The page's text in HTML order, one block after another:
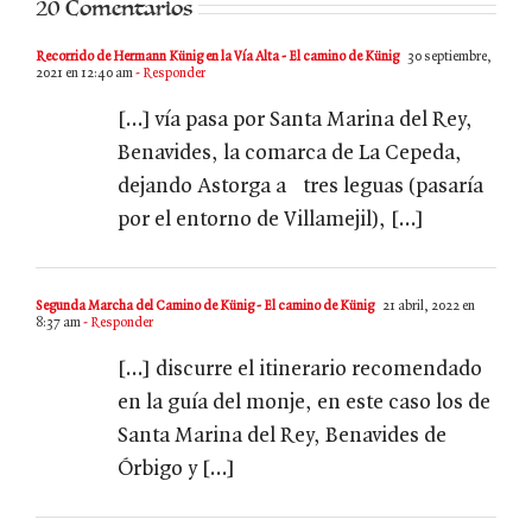
20 Comentarios
Recorrido de Hermann Künig en la Vía Alta - El camino de Künig
30 septiembre,
2021 en 12:40 am- Responder
[…] vía pasa por Santa Marina del Rey,
Benavides, la comarca de La Cepeda,
dejando Astorga a tres leguas (pasaría
por el entorno de Villamejil), […]
Segunda Marcha del Camino de Künig - El camino de Künig 21 abril, 2022 en
8:37 am- Responder
[…] discurre el itinerario recomendado
en la guía del monje, en este caso los de
Santa Marina del Rey, Benavides de
Órbigo y […]